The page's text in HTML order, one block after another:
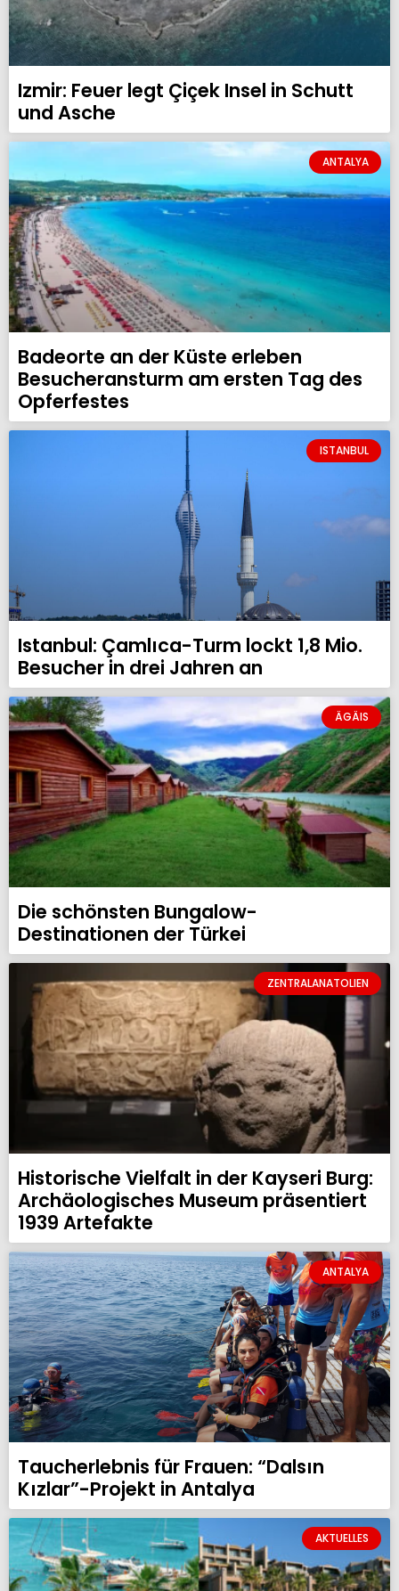
Izmir: Feuer legt Çiçek Insel in Schutt
und Asche
ANTALYA
Badeorte an der Küste erleben
Besucheransturm am ersten Tag des
Opferfestes
ISTANBUL
Istanbul: Çamlıca-Turm lockt 1,8 Mio.
Besucher in drei Jahren an
ÄGÄIS
Die schönsten Bungalow-
Destinationen der Türkei
ZENTRALANATOLIEN
Historische Vielfalt in der Kayseri Burg:
Archäologisches Museum präsentiert
1939 Artefakte
ANTALYA
Taucherlebnis für Frauen: “Dalsın
Kızlar”-Projekt in Antalya
AKTUELLES